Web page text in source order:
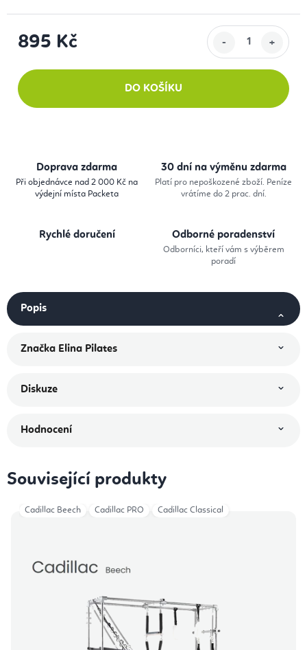
895 Kč
DO KOŠÍKU
Doprava zdarma
Při objednávce nad 2 000 Kč na
výdejní místa Packeta
30 dní na výměnu zdarma
Platí pro nepoškozené zboží. Peníze
vrátíme do 2 prac. dní.
Rychlé doručení Odborné poradenství
Odborníci, kteří vám s výběrem
poradí
Popis
Značka Elina Pilates
Diskuze
Hodnocení
Související produkty
Cadillac Beech Cadillac PRO Cadillac Classical